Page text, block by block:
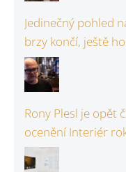
Jedinečný pohled
brzy končí, ještě
Rony Plesl je opět
ocenění Interiér